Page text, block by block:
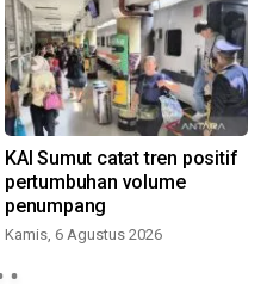
KAI Sumut catat tren positif
pertumbuhan volume
penumpang
Kamis, 6 Agustus 2026